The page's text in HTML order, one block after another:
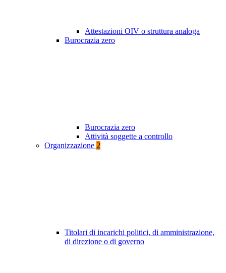
Attestazioni OIV o struttura analoga
Burocrazia zero
Burocrazia zero
Attività soggette a controllo
Organizzazione 2
Titolari di incarichi politici, di amministrazione,
di direzione o di governo